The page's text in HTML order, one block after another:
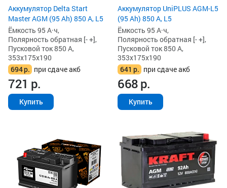
Аккумулятор Delta Start
Master AGM (95 Ah) 850 А, L5
Ёмкость 95 А·ч,
Полярность обратная [- +],
Пусковой ток 850 А,
353x175x190
694р. при сдаче акб
721 р.
Купить
Аккумулятор UniPLUS AGM-L5
(95 Ah) 850 А, L5
Ёмкость 95 А·ч,
Полярность обратная [- +],
Пусковой ток 850 А,
353x175x190
641 р. при сдаче акб
668р.
Купить